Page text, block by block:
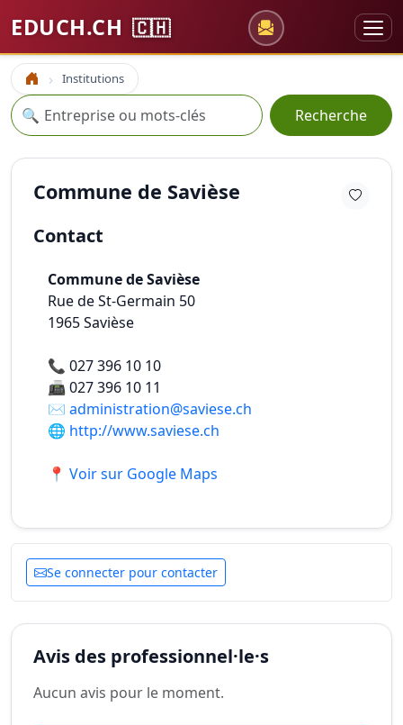
EDUCH.CH 🇨🇭
Accueil Institutions
Recherche
🔍 Recherche
Commune de Savièse
Contact
Commune de Savièse
Rue de St-Germain 50
1965Savièse
📞 027 396 10 10
📠027 396 10 11
✉️ administration@saviese.ch
🌐 http://www.saviese.ch
📍 Voir sur Google Maps
Se connecter pour contacter
Avis des professionnel·le·s
Aucun avis pour le moment.